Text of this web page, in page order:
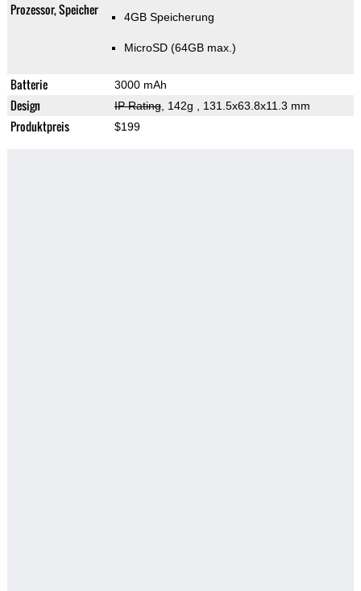
Prozessor, Speicher 4GB Speicherung
MicroSD (64GB max.)
Batterie 3000 mAh
Design IP Rating, 142g , 131.5x63.8x11.3 mm
Produktpreis $199